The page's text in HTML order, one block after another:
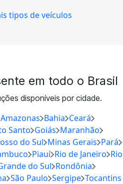
tipos de veículos
em todo o Brasil
disponíveis por cidade.
Amazonas Bahia Ceará
Santo Goiás Maranhão
do Sul Minas Gerais Pará
Piauí Rio de Janeiro Rio
do Sul Rondônia
São Paulo Sergipe Tocantins